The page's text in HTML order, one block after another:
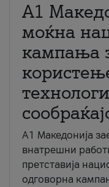
A1
моќна
кампања
A1 Македонија
внатрешни
претставија
одговорна